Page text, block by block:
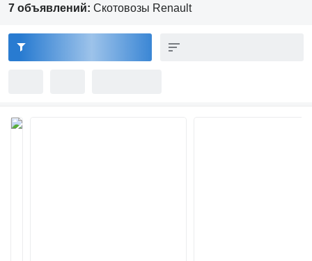
7 объявлений: Скотовозы Renault